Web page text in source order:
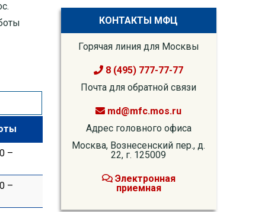
–
–
КОНТАКТЫ МФЦ
Горячая линия для Москвы
8 (495) 777-77-77
Почта для обратной связи
md@mfc.mos.ru
Адрес головного офиса
Москва, Вознесенский пер., д.
22, г. 125009
Электронная
приемная